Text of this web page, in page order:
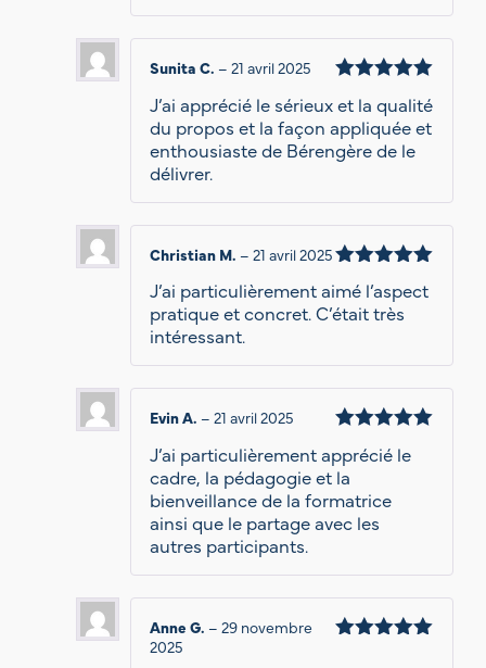
sur 5
Sunita C. – 21 avril 2025
J’ai apprécié le sérieux et la qualité
du propos et la façon appliquée et
enthousiaste de Bérengère de le
délivrer.
sur 5
Christian M. – 21 avril 2025
J’ai particulièrement aimé l’aspect
pratique et concret. C’était très
intéressant.
sur 5
Evin A. – 21 avril 2025
J’ai particulièrement apprécié le
cadre, la pédagogie et la
bienveillance de la formatrice
ainsi que le partage avec les
autres participants.
Anne G. – 29 novembre
2025